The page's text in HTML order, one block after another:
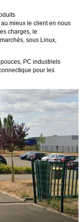
mieux le client en nous
charges, le
sous Linux,
PC industriels
pour les